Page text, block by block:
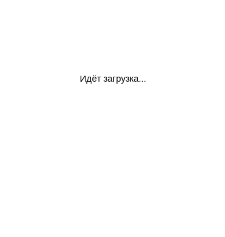
Идёт загрузка...